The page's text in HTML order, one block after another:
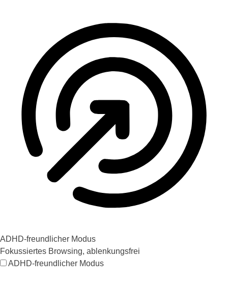
ADHD-freundlicher Modus
Fokussiertes Browsing, ablenkungsfrei
ADHD-freundlicher Modus